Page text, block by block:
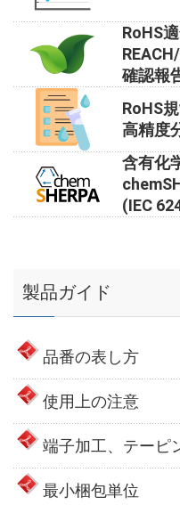
RoHS
確認報
RoHS
高精度
含有化
(IEC
製品ガイド
品番の表し方
使用上の注意
端子加工、テーピ
最小梱包単位